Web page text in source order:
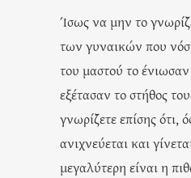
Ίσως να μην το
των γυναικών που
του μαστού το
εξέτασαν το στήθος
γνωρίζετε επίσης ότι,
ανιχνεύεται και
μεγαλύτερη είναι η